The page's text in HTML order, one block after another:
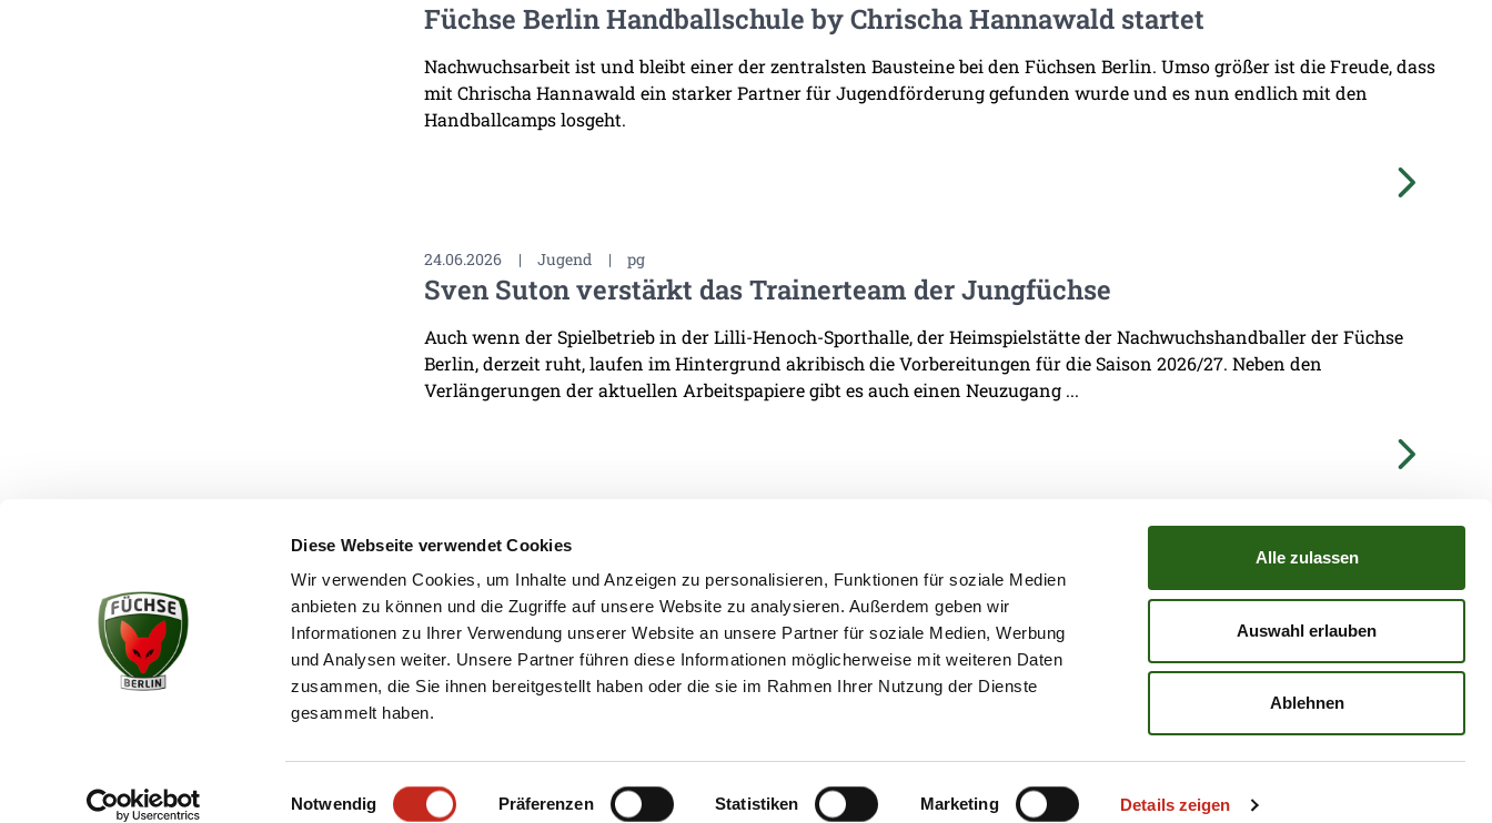
Diese Webseite verwendet Cookies
Wir verwenden Cookies, um Inhalte und Anzeigen zu personalisieren, Funktionen für soziale Medien
anbieten zu können und die Zugriffe auf unsere Website zu analysieren. Außerdem geben wir
Informationen zu Ihrer Verwendung unserer Website an unsere Partner für soziale Medien, Werbung
und Analysen weiter. Unsere Partner führen diese Informationen möglicherweise mit weiteren Daten
zusammen, die Sie ihnen bereitgestellt haben oder die sie im Rahmen Ihrer Nutzung der Dienste
gesammelt haben.
Einwilligungsauswahl
Notwendig Präferenzen Statistiken Marketing Details zeigen
Alle zulassen
Auswahl erlauben
Ablehnen
Füchse Berlin Handballschule by Chrischa Hannawald startet
Nachwuchsarbeit ist und bleibt einer der zentralsten Bausteine bei den Füchsen Berlin. Umso größer ist die Freude, dass
mit Chrischa Hannawald ein starker Partner für Jugendförderung gefunden wurde und es nun endlich mit den
Handballcamps losgeht.
24.06.2026 | Jugend | pg
Sven Suton verstärkt das Trainerteam der Jungfüchse
Auch wenn der Spielbetrieb in der Lilli-Henoch-Sporthalle, der Heimspielstätte der Nachwuchshandballer der Füchse
Berlin, derzeit ruht, laufen im Hintergrund akribisch die Vorbereitungen für die Saison 2026/27. Neben den
Verlängerungen der aktuellen Arbeitspapiere gibt es auch einen Neuzugang ...
KONTAKT IMPRESSUM DATENSCHUTZ ATGB